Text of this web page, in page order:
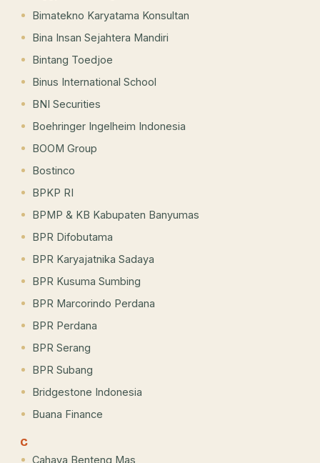
Bimatekno Karyatama Konsultan
Bina Insan Sejahtera Mandiri
Bintang Toedjoe
Binus International School
BNI Securities
Boehringer Ingelheim Indonesia
BOOM Group
Bostinco
BPKP RI
BPMP & KB Kabupaten Banyumas
BPR Difobutama
BPR Karyajatnika Sadaya
BPR Kusuma Sumbing
BPR Marcorindo Perdana
BPR Perdana
BPR Serang
BPR Subang
Bridgestone Indonesia
Buana Finance
C
Cahaya Benteng Mas